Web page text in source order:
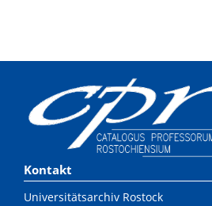
Kontakt
Universitätsarchiv Rostock